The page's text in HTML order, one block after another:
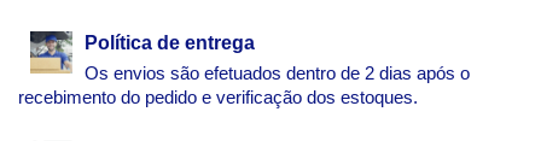
Política de entrega
Os envios são efetuados dentro de 2 dias após o
recebimento do pedido e verificação dos estoques.